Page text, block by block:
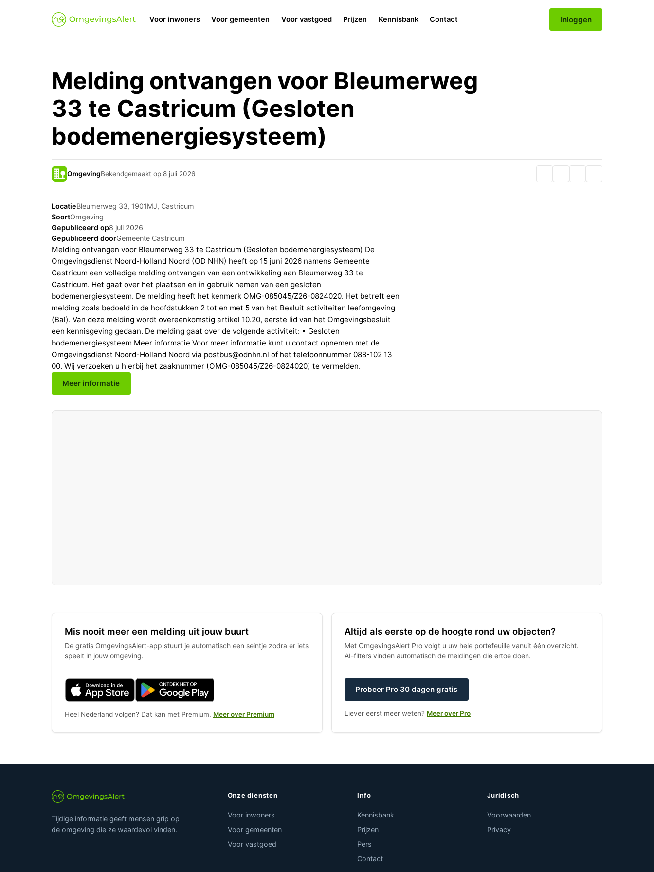
Voor inwoners Voor gemeenten Voor vastgoed Prijzen Kennisbank Contact Inloggen
Melding ontvangen voor Bleumerweg
33 te Castricum (Gesloten
bodemenergiesysteem)
OmgevingBekendgemaakt op 8 juli 2026
LocatieBleumerweg 33, 1901MJ, Castricum
SoortOmgeving
Gepubliceerd op8 juli 2026
Gepubliceerd doorGemeente Castricum
Melding ontvangen voor Bleumerweg 33 te Castricum (Gesloten bodemenergiesysteem) De
Omgevingsdienst Noord-Holland Noord (OD NHN) heeft op 15 juni 2026 namens Gemeente
Castricum een volledige melding ontvangen van een ontwikkeling aan Bleumerweg 33 te
Castricum. Het gaat over het plaatsen en in gebruik nemen van een gesloten
bodemenergiesysteem. De melding heeft het kenmerk OMG-085045/Z26-0824020. Het betreft een
melding zoals bedoeld in de hoofdstukken 2 tot en met 5 van het Besluit activiteiten leefomgeving
(Bal). Van deze melding wordt overeenkomstig artikel 10.20, eerste lid van het Omgevingsbesluit
een kennisgeving gedaan. De melding gaat over de volgende activiteit: • Gesloten
bodemenergiesysteem Meer informatie Voor meer informatie kunt u contact opnemen met de
Omgevingsdienst Noord-Holland Noord via postbus@odnhn.nl of het telefoonnummer 088-102 13
00. Wij verzoeken u hierbij het zaaknummer (OMG-085045/Z26-0824020) te vermelden.
Meer informatie
Mis nooit meer een melding uit jouw buurt
De gratis OmgevingsAlert-app stuurt je automatisch een seintje zodra er iets
speelt in jouw omgeving.
Heel Nederland volgen? Dat kan met Premium. Meer over Premium
Altijd als eerste op de hoogte rond uw objecten?
Met OmgevingsAlert Pro volgt u uw hele portefeuille vanuit één overzicht.
AI-filters vinden automatisch de meldingen die ertoe doen.
Probeer Pro 30 dagen gratis
Liever eerst meer weten? Meer over Pro
Tijdige informatie geeft mensen grip op
de omgeving die ze waardevol vinden.
Onze diensten
Voor inwoners
Voor gemeenten
Voor vastgoed
Info
Kennisbank
Prijzen
Pers
Contact
Juridisch
Voorwaarden
Privacy